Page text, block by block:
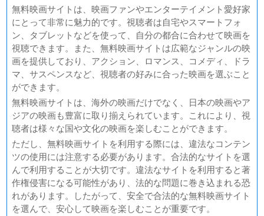
無料映画サイトは、映画ファンやエンターテイメント愛好家
にとって非常に魅力的です。視聴者は自宅やスマートフォ
ン、タブレットなどを使って、自分の都合に合わせて映画を
視聴できます。また、無料映画サイトは広範なジャンルの映
画を提供しており、アクション、ロマンス、コメディ、ドラ
マ、サスペンスなど、視聴者の好みに合った映画を選ぶこと
ができます。
無料映画サイトは、海外の映画だけでなく、日本の映画やア
ジアの映画も豊富に取り揃えられています。これにより、視
聴者は様々な国や文化の映画を楽しむことができます。
ただし、無料映画サイトを利用する際には、違法なコンテン
ツの使用には注意する必要があります。合法的なサイトを選
んで利用することが大切です。違法なサイトを利用すると著
作権侵害になる可能性があり、法的な問題に巻き込まれる恐
れがあります。したがって、安全で合法的な無料映画サイト
を選んで、安心して映画を楽しむことが重要です。